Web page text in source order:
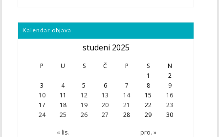
Kalendar objava
studeni 2025
P U S Č P S N
« lis. pro. »
1
2
3
4 5 6 7 8
9
10
11 12 13 14 15
16
17
18 19 20 21 22
23
24
25 26 27 28 29 30